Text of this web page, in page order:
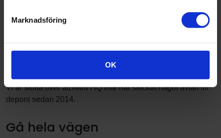
Marknadsföring
OK
Vi är stolta över att hjälpa dig att spela din roll för att minska
skärteknologi så att spill och avfall är minimala – och i
Storbritannien går även dessa in i vårt interna
återvinningssystem för att undvika att de hamnar på deponi.
Vi är stolta över att Altro HQ inte har skickat något avfall till
deponi sedan 2014.
Gå hela vägen